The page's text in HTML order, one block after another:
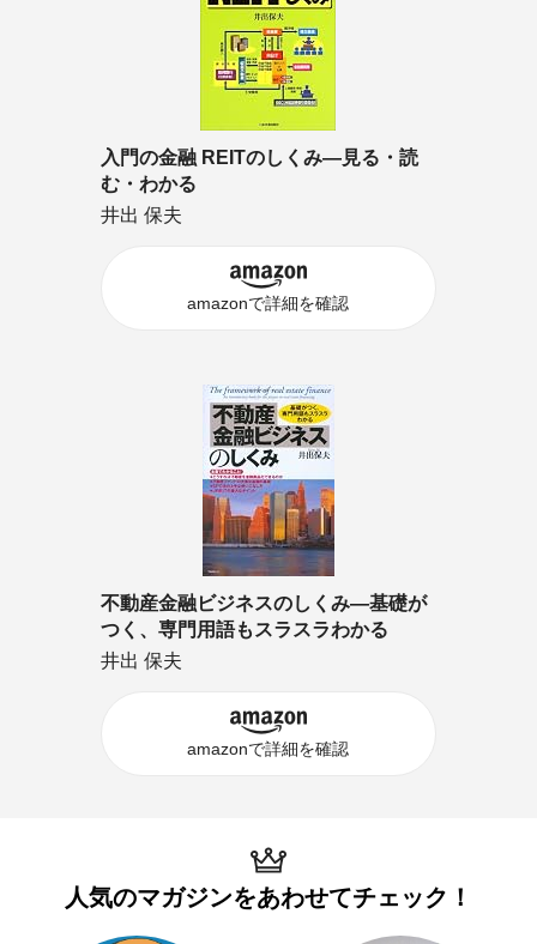
入門の金融 REITのしくみ―見る・読
む・わかる
井出 保夫
amazonで詳細を確認
不動産金融ビジネスのしくみ―基礎が
つく、専門用語もスラスラわかる
井出 保夫
amazonで詳細を確認
人気のマガジンをあわせてチェック！